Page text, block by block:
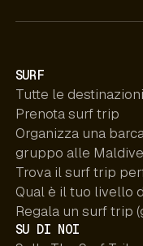
SURF
Tutte le destinazioni
Prenota surf trip
Organizza una
gruppo alle Maldive
Trova il surf trip
Qual è il tuo livello
Regala un surf trip
SU DI NOI